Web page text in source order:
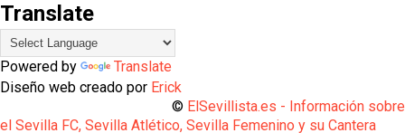
Translate
Powered by
Translate
Diseño web creado por Erick
© ElSevillista.es - Información sobre
el Sevilla FC, Sevilla Atlético, Sevilla Femenino y su Cantera